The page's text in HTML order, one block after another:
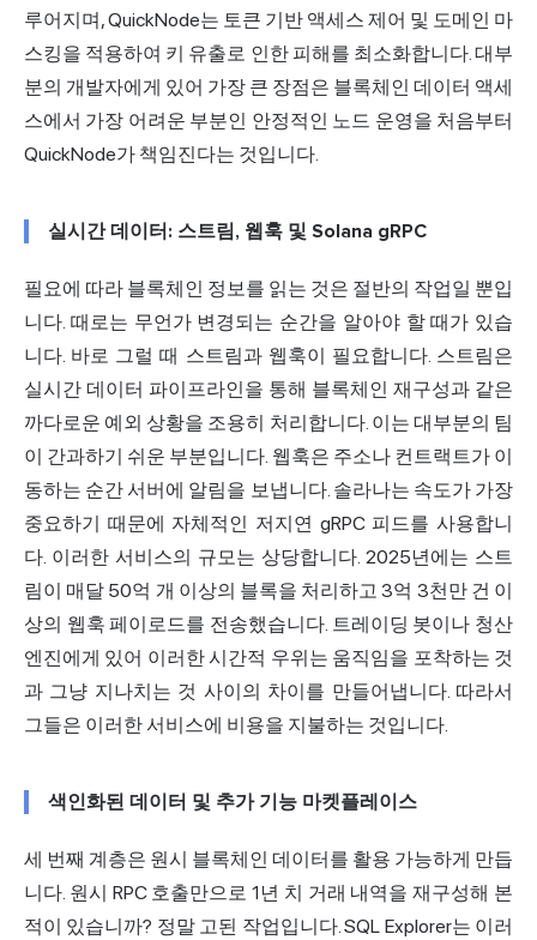
루어지며, QuickNode는 토큰 기반 액세스 제어 및 도메인 마
스킹을 적용하여 키 유출로 인한 피해를 최소화합니다. 대부
분의 개발자에게 있어 가장 큰 장점은 블록체인 데이터 액세
스에서 가장 어려운 부분인 안정적인 노드 운영을 처음부터
QuickNode가 책임진다는 것입니다.
실시간 데이터: 스트림, 웹훅 및 Solana gRPC
필요에 따라 블록체인 정보를 읽는 것은 절반의 작업일 뿐입
니다. 때로는 무언가 변경되는 순간을 알아야 할 때가 있습
니다. 바로 그럴 때 스트림과 웹훅이 필요합니다. 스트림은
실시간 데이터 파이프라인을 통해 블록체인 재구성과 같은
까다로운 예외 상황을 조용히 처리합니다. 이는 대부분의 팀
이 간과하기 쉬운 부분입니다. 웹훅은 주소나 컨트랙트가 이
동하는 순간 서버에 알림을 보냅니다. 솔라나는 속도가 가장
중요하기 때문에 자체적인 저지연 gRPC 피드를 사용합니
다. 이러한 서비스의 규모는 상당합니다. 2025년에는 스트
림이 매달 50억 개 이상의 블록을 처리하고 3억 3천만 건 이
상의 웹훅 페이로드를 전송했습니다. 트레이딩 봇이나 청산
엔진에게 있어 이러한 시간적 우위는 움직임을 포착하는 것
과 그냥 지나치는 것 사이의 차이를 만들어냅니다. 따라서
그들은 이러한 서비스에 비용을 지불하는 것입니다.
색인화된 데이터 및 추가 기능 마켓플레이스
세 번째 계층은 원시 블록체인 데이터를 활용 가능하게 만듭
니다. 원시 RPC 호출만으로 1년 치 거래 내역을 재구성해 본
적이 있습니까? 정말 고된 작업입니다. SQL Explorer는 이러